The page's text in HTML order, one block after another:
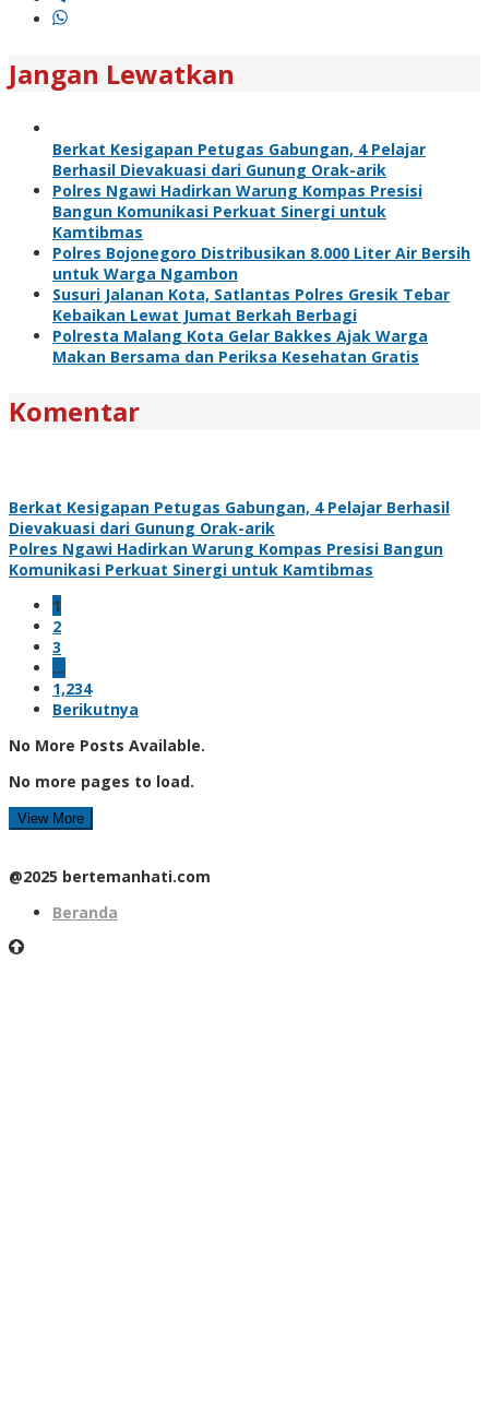
Jangan Lewatkan
Berkat Kesigapan Petugas Gabungan, 4 Pelajar
Berhasil Dievakuasi dari Gunung Orak-arik
Polres Ngawi Hadirkan Warung Kompas Presisi
Bangun Komunikasi Perkuat Sinergi untuk
Kamtibmas
Polres Bojonegoro Distribusikan 8.000 Liter Air Bersih
untuk Warga Ngambon
Susuri Jalanan Kota, Satlantas Polres Gresik Tebar
Kebaikan Lewat Jumat Berkah Berbagi
Polresta Malang Kota Gelar Bakkes Ajak Warga
Makan Bersama dan Periksa Kesehatan Gratis
Komentar
Berkat Kesigapan Petugas Gabungan, 4 Pelajar Berhasil
Dievakuasi dari Gunung Orak-arik
Polres Ngawi Hadirkan Warung Kompas Presisi Bangun
Komunikasi Perkuat Sinergi untuk Kamtibmas
1
2
3
…
1,234
Berikutnya
No More Posts Available.
No more pages to load.
View More
@2025 bertemanhati.com
Beranda